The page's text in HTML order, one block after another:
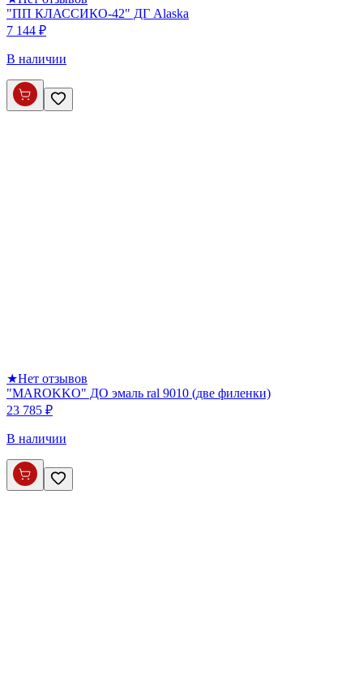
"ПП КЛАССИКО-42" ДГ Alaska
7 144 ₽
В наличии
★Нет отзывов
"MAROKKO" ДО эмаль ral 9010 (две филенки)
23 785 ₽
В наличии